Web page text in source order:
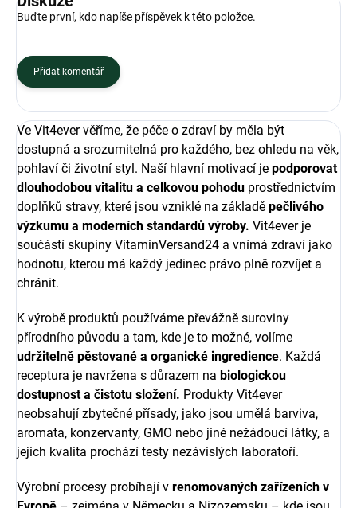
Buďte první, kdo napíše příspěvek k této položce.
Přidat komentář
Ve Vit4ever věříme, že péče o zdraví by měla být
dostupná a srozumitelná pro každého, bez ohledu na věk,
pohlaví či životní styl. Naší hlavní motivací je podporovat
dlouhodobou vitalitu a celkovou pohodu prostřednictvím
doplňků stravy, které jsou vzniklé na základě pečlivého
výzkumu a moderních standardů výroby. Vit4ever je
součástí skupiny VitaminVersand24 a vnímá zdraví jako
hodnotu, kterou má každý jedinec právo plně rozvíjet a
chránit.
K výrobě produktů používáme převážně suroviny
přírodního původu a tam, kde je to možné, volíme
udržitelně pěstované a organické ingredience. Každá
receptura je navržena s důrazem na biologickou
dostupnost a čistotu složení. Produkty Vit4ever
neobsahují zbytečné přísady, jako jsou umělá barviva,
aromata, konzervanty, GMO nebo jiné nežádoucí látky, a
jejich kvalita prochází testy nezávislých laboratoří.
Výrobní procesy probíhají v renomovaných zařízeních v